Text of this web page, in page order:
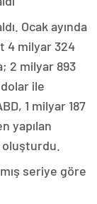
Ocak ayında
4 milyar 324
2 milyar 893
ile
1 milyar 187
yapılan
seriye göre